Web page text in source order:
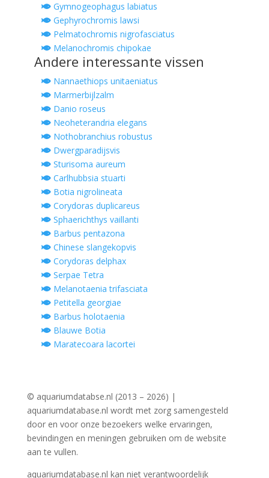
Gymnogeophagus labiatus
Gephyrochromis lawsi
Pelmatochromis nigrofasciatus
Melanochromis chipokae
Andere interessante vissen
Nannaethiops unitaeniatus
Marmerbijlzalm
Danio roseus
Neoheterandria elegans
Nothobranchius robustus
Dwergparadijsvis
Sturisoma aureum
Carlhubbsia stuarti
Botia nigrolineata
Corydoras duplicareus
Sphaerichthys vaillanti
Barbus pentazona
Chinese slangekopvis
Corydoras delphax
Serpae Tetra
Melanotaenia trifasciata
Petitella georgiae
Barbus holotaenia
Blauwe Botia
Maratecoara lacortei
© aquariumdatabse.nl (2013 – 2026) |
aquariumdatabase.nl wordt met zorg samengesteld
door en voor onze bezoekers welke ervaringen,
bevindingen en meningen gebruiken om de website
aan te vullen.
aquariumdatabase.nl kan niet verantwoordelijk